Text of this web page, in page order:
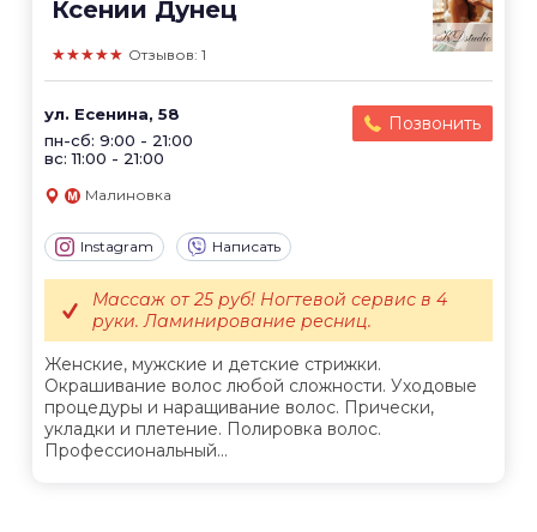
Ксении Дунец
★★★★★ Отзывов: 1
ул. Есенина, 58
пн-сб: 9:00 - 21:00
вс: 11:00 - 21:00
Позвонить
Малиновка
Instagram Написать
Женские, мужские и детские стрижки.
Окрашивание волос любой сложности. Уходовые
процедуры и наращивание волос. Прически,
укладки и плетение. Полировка волос.
Профессиональный...
Массаж от 25 руб! Ногтевой сервис в 4
руки. Ламинирование ресниц.